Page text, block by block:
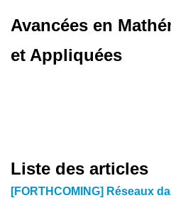
Avancées en
et Appliquées
Liste des articles
[FORTHCOMING] Réseaux